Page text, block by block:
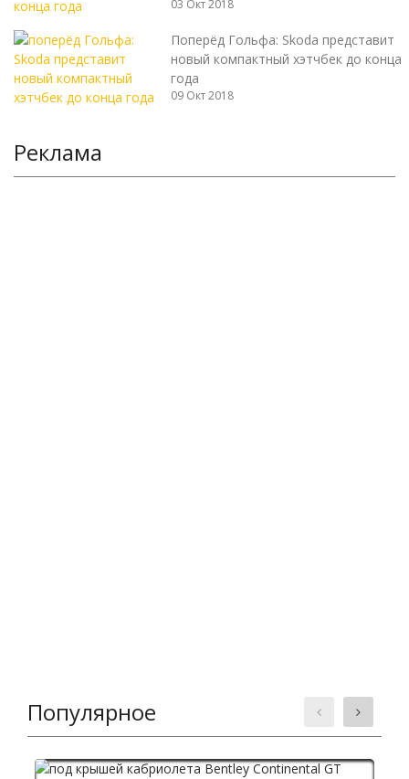
03 Окт 2018
Поперёд Гольфа: Skoda представит
новый компактный хэтчбек до конца
года
09 Окт 2018
Реклама
Популярное